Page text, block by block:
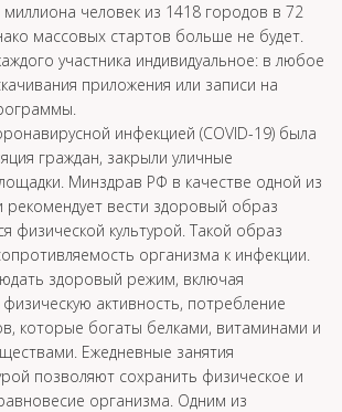
человек из 1418 городов в 72
массовых стартов больше не будет.
участника индивидуальное: в любое
приложения или записи на
инфекцией (COVID-19) была
граждан, закрыли уличные
Минздрав РФ в качестве одной из
рекомендует вести здоровый образ
физической культурой. Такой образ
организма к инфекции.
здоровый режим, включая
активность, потребление
которые богаты белками, витаминами и
Ежедневные занятия
позволяют сохранить физическое и
организма. Одним из